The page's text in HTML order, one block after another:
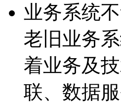
业务系统
老旧业务系
着业务及技
联、数